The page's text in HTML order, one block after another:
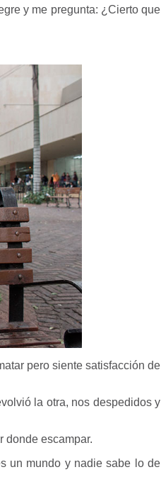
y me pregunta: ¿Cierto que
pero siente satisfacción de
la otra, nos despedidos y
donde escampar.
un mundo y nadie sabe lo de